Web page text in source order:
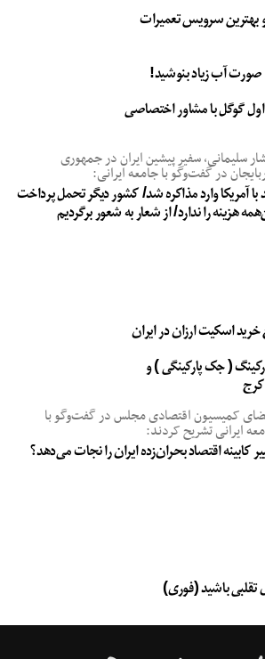
از این انواع حساب را می‌توانید انتخاب کنید.
بهترین سرویس تعمیرات
آب زیاد بنوشید!
گوگل با مشاور اختصاصی
سلیمانی، سفیر پیشین ایران در جمهوری
در گفت‌وگو با جامعه ایرانی:
با آمریکا وارد مذاکره شد/ کشور دیگر تحمل پرداخت
هزینه را ندارد/ از شعار به شعور برگردیم
اسکیت ارزان در ایران
( جک پارکینگی ) و
کرج
کمیسیون اقتصادی مجلس در گفت‌وگو با
ایرانی تشریح کردند:
کابینه اقتصاد بحران‌زده ایران را نجات می‌دهد؟
باشید (فوری)